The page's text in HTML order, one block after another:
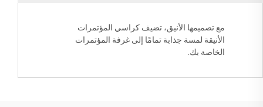
مع تصميمها الأنيق، تضيف كراسي المؤتمرات
الأنيقة لمسة جذابة تمامًا إلى غرفة المؤتمرات
الخاصة بك.